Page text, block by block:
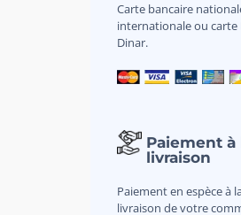
Carte bancaire
internationale ou carte
Dinar.
Paiement à
livraison
Paiement en espèce à
livraison de votre